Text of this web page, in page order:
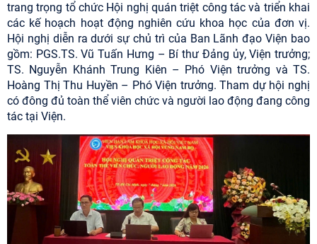
trang trọng tổ chức Hội nghị quán triệt công tác và triển khai
các kế hoạch hoạt động nghiên cứu khoa học của đơn vị.
Hội nghị diễn ra dưới sự chủ trì của Ban Lãnh đạo Viện bao
gồm: PGS.TS. Vũ Tuấn Hưng – Bí thư Đảng ủy, Viện trưởng;
TS. Nguyễn Khánh Trung Kiên – Phó Viện trưởng và TS.
Hoàng Thị Thu Huyền – Phó Viện trưởng. Tham dự hội nghị
có đông đủ toàn thể viên chức và người lao động đang công
tác tại Viện.